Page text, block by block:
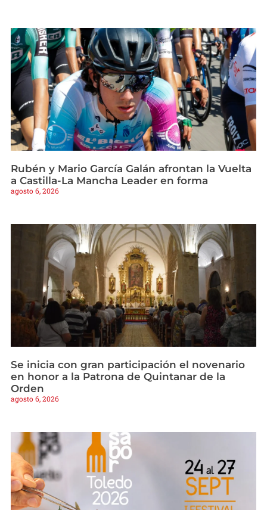
Rubén y Mario García Galán afrontan la Vuelta
a Castilla-La Mancha Leader en forma
agosto 6, 2026
Se inicia con gran participación el novenario
en honor a la Patrona de Quintanar de la
Orden
agosto 6, 2026